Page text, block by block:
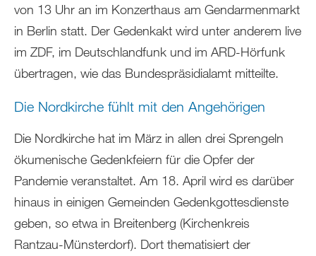
von 13 Uhr an im Konzerthaus am Gendarmenmarkt
in Berlin statt. Der Gedenkakt wird unter anderem live
im ZDF, im Deutschlandfunk und im ARD-Hörfunk
übertragen, wie das Bundespräsidialamt mitteilte.
Die Nordkirche fühlt mit den Angehörigen
Die Nordkirche hat im März in allen drei Sprengeln
ökumenische Gedenkfeiern für die Opfer der
Pandemie veranstaltet. Am 18. April wird es darüber
hinaus in einigen Gemeinden Gedenkgottesdienste
geben, so etwa in Breitenberg (Kirchenkreis
Rantzau-Münsterdorf). Dort thematisiert der